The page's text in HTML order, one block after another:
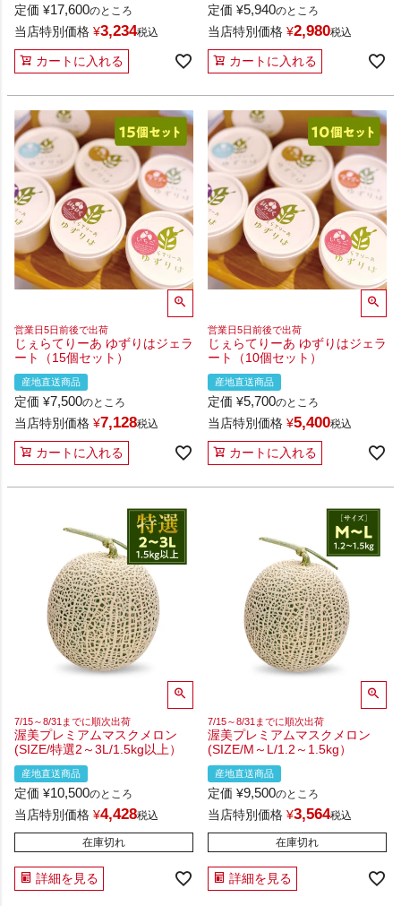
定価 ¥17,600のところ
当店特別価格 ¥3,234税込
カートに入れる
定価 ¥5,940のところ
当店特別価格 ¥2,980税込
カートに入れる
営業日5日前後で出荷
じぇらてりーあ ゆずりはジェラ
ート（15個セット）
産地直送商品
定価 ¥7,500のところ
当店特別価格 ¥7,128税込
カートに入れる
営業日5日前後で出荷
じぇらてりーあ ゆずりはジェラ
ート（10個セット）
産地直送商品
定価 ¥5,700のところ
当店特別価格 ¥5,400税込
カートに入れる
7/15～8/31までに順次出荷
渥美プレミアムマスクメロン
(SIZE/特選2～3L/1.5kg以上）
産地直送商品
定価 ¥10,500のところ
当店特別価格 ¥4,428税込
在庫切れ
詳細を見る
7/15～8/31までに順次出荷
渥美プレミアムマスクメロン
(SIZE/M～L/1.2～1.5kg）
産地直送商品
定価 ¥9,500のところ
当店特別価格 ¥3,564税込
在庫切れ
詳細を見る